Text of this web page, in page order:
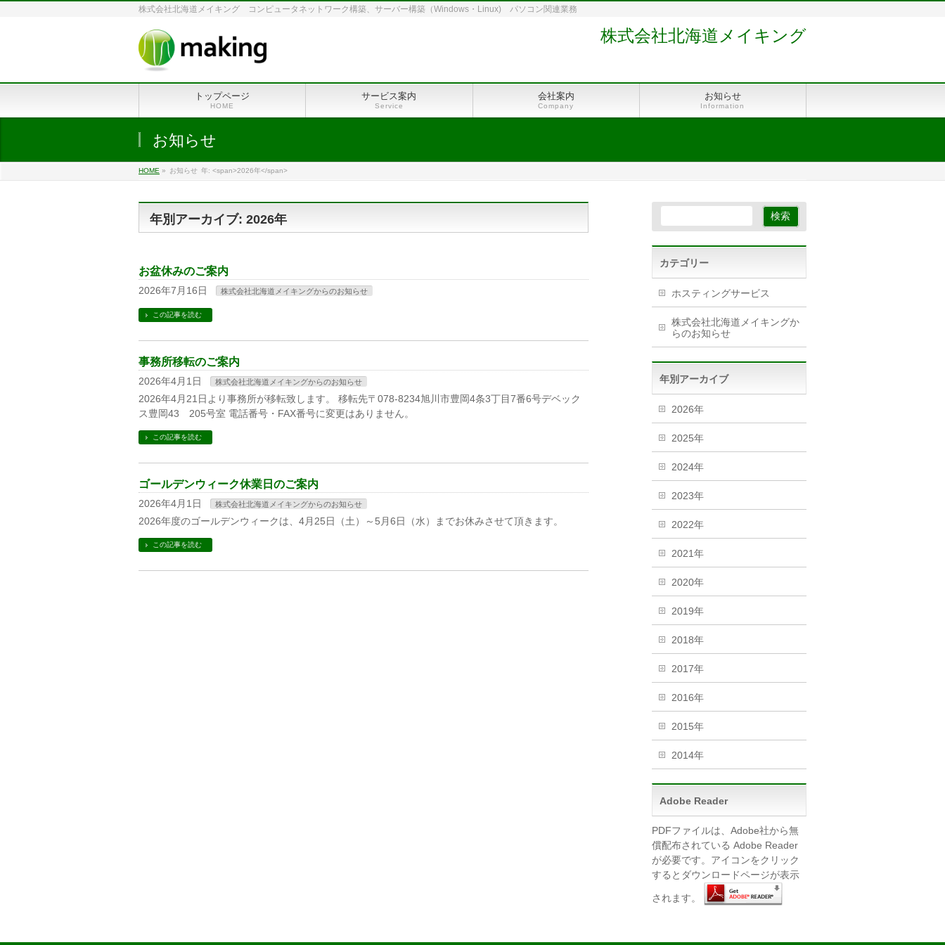
株式会社北海道メイキング コンピュータネットワーク構築、サーバー構築（Windows・Linux) パソコン関連業務
株式会社北海道メイキング
トップページ
HOME
サービス案内
Service
会社案内
Company
お知らせ
Information
お知らせ
HOME » お知らせ 年: <span>2026年</span>
年別アーカイブ: 2026年
お盆休みのご案内
2026年7月16日 株式会社北海道メイキングからのお知らせ
この記事を読む
事務所移転のご案内
2026年4月1日 株式会社北海道メイキングからのお知らせ
2026年4月21日より事務所が移転致します。 移転先〒078-8234旭川市豊岡4条3丁目7番6号デベック
ス豊岡43 205号室 電話番号・FAX番号に変更はありません。
この記事を読む
ゴールデンウィーク休業日のご案内
2026年4月1日 株式会社北海道メイキングからのお知らせ
2026年度のゴールデンウィークは、4月25日（土）～5月6日（水）までお休みさせて頂きます。
この記事を読む
カテゴリー
ホスティングサービス
株式会社北海道メイキングか
らのお知らせ
年別アーカイブ
2026年
2025年
2024年
2023年
2022年
2021年
2020年
2019年
2018年
2017年
2016年
2015年
2014年
Adobe Reader
PDFファイルは、Adobe社から無
償配布されている Adobe Reader
が必要です。アイコンをクリック
するとダウンロードページが表示
されます。